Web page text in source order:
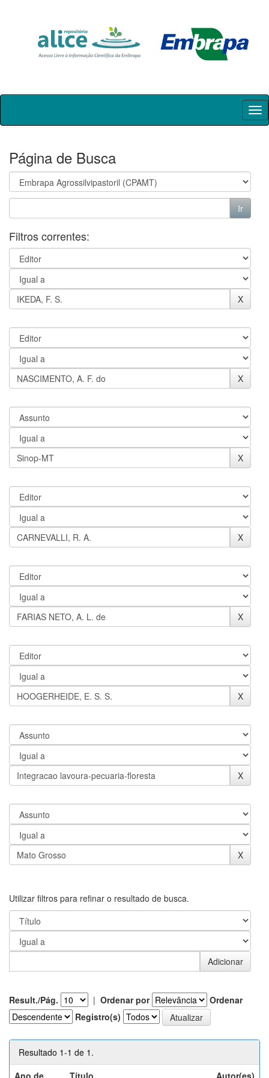
Skip
Página de Busca
Filtros correntes:
Utilizar filtros para refinar o resultado de busca.
Result./Pág. | Ordenar por
Ordenar
Registro(s)
Resultado 1-1 de 1.
Ano de
Título Autor(es)